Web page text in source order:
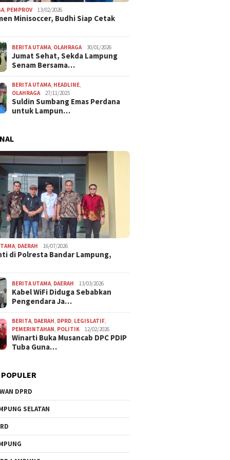
PEMPROV 13/02/2026
Minisoccer, Budhi Siap Cetak
BERITA UTAMA OLAHRAGA 30/01/2026
Jumat Sehat, Sekda Lampung
Senam Bersama…
BERITA UTAMA HEADLINE
OLAHRAGA
27/11/2025
Suldin Sumbang Emas Perdana
untuk Lampun…
DAERAH 16/07/2026
di Polresta Bandar Lampung,
BERITA UTAMA DAERAH 13/03/2026
Kabel WiFi Diduga Sebabkan
Pengendara Ja…
BERITA DAERAH DPRD LEGISLATIF
PEMERINTAHAN POLITIK 12/02/2026
Winarti Buka Musancab DPC PDIP
Tuba Guna…
DPRD
SELATAN